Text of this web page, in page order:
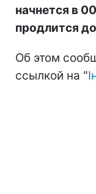
начнется в
продлится
Об этом
ссылкой на "